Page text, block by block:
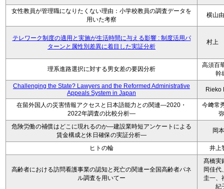
女性教員が管理職になりたくない理由：小学校教員の調査データを
用いた考察
横山
テレワーク制度の適用と実施が生活時間に与える影響 : 制度活用パ
ターンと属性別差異に着目した実証分析
村上
理系進路選択に対する男女差の要因分析
高須百
幹
Challenging the State? Lawyers and the Reformed Administrative
Appeals System in Japan
Rieko
在留外国人の災害情報アクセスと日本語能力との関連―2020・
2022年調査の比較分析―
今﨑常
弥
危険労働の補償はどこに現れるのか―建設業時短アンケートによる
賃金構成と休日確保の実証分析―
岡
ヒトの輪 井上
高齢者における訪問看護事業の認知と死亡の関連ー全国高齢者パネ
ル調査を用いてー
髙橋実
岡佳代
圭一、
紀